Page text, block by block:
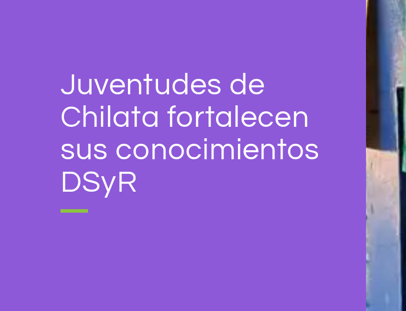
Juventudes de
Chilata fortalecen
sus conocimientos
DSyR